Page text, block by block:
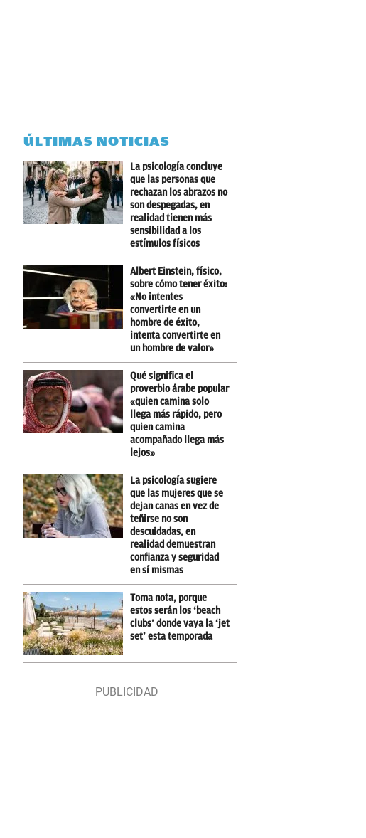
ÚLTIMAS NOTICIAS
La psicología concluye
que las personas que
rechazan los abrazos no
son despegadas, en
realidad tienen más
sensibilidad a los
estímulos físicos
Albert Einstein, físico,
sobre cómo tener éxito:
«No intentes
convertirte en un
hombre de éxito,
intenta convertirte en
un hombre de valor»
Qué significa el
proverbio árabe popular
«quien camina solo
llega más rápido, pero
quien camina
acompañado llega más
lejos»
La psicología sugiere
que las mujeres que se
dejan canas en vez de
teñirse no son
descuidadas, en
realidad demuestran
confianza y seguridad
en sí mismas
Toma nota, porque
estos serán los ‘beach
clubs’ donde vaya la ‘jet
set’ esta temporada